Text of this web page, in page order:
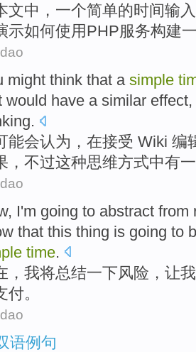
文中， 一个简单的时间输入
示如何使用 PHP服务构建
might think that a simple
would have a similar effect,
.
能会认为 ， 在接受 Wiki 编
， 不过这种思维方式中有
, I'm going to abstract from
that this thing is going to
time.
， 我将总结一下风险 ， 让
付。
语例句